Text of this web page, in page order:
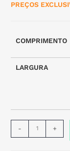
PREÇOS
COMPRIMENTO
LARGURA
- +